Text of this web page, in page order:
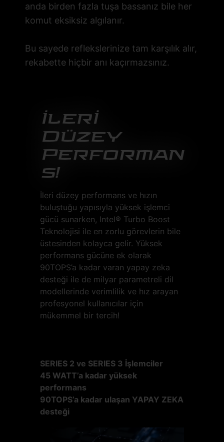
anda birden fazla tuşa bassanız bile her
komut eksiksiz algılanır.
Bu sayede reflekslerinize tam karşılık alır,
rekabette hiçbir anı kaçırmazsınız.
İlerİ
Düzey
Performan
s!
İleri düzey performans ve hızın
buluştuğu yapısıyla yüksek işlemci
gücü sunarken, Intel® Turbo Boost
Teknolojisi ile en zorlu görevlerin bile
üstesinden kolayca gelir. Yüksek
performans gücüne ek olarak
90TOPS’a kadar varan yapay zeka
desteği ile de milyar parametreli dil
modellerinde verimlilik ve hız arayan
profesyonel kullanıcılar için
mükemmel bir tercih!
SERIES 2 ve SERIES 3 İşlemciler
45 WATT’a kadar yüksek
performans
90TOPS’a kadar ulaşan YAPAY ZEKA
desteği